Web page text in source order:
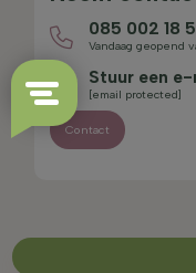
085 002 18
Vandaag geopend
Stuur een e-
[email protected]
Contact